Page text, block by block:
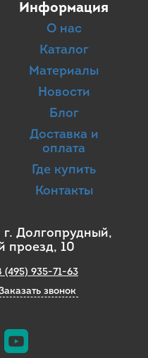
Информация
О нас
Каталог
Материалы
Новости
Блог
Доставка и
оплата
Где купить
Контакты
г. Долгопрудный,
проезд, 10
(495) 935-71-63
звонок